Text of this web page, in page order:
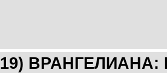
19) ВРАНГЕЛИАНА: